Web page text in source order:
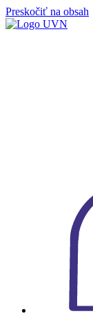
Preskočiť na obsah